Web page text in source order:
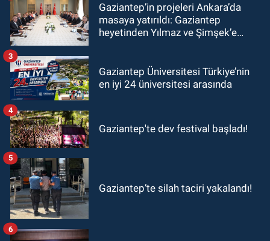
Gaziantep’in projeleri Ankara’da
masaya yatırıldı: Gaziantep
heyetinden Yılmaz ve Şimşek’e
Gaziantep Üniversitesi Türkiye’nin
en iyi 24 üniversitesi arasında
3
Gaziantep'te dev festival başladı!
4
Gaziantep’te silah taciri yakalandı!
5
6